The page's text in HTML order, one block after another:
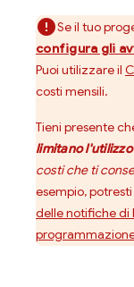
Se il tuo
configura gli
Puoi utilizzare il
costi mensili.
Tieni presente
limitano
costi che ti
esempio,
delle notifiche di